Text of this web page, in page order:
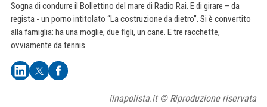
Sogna di condurre il Bollettino del mare di Radio Rai. E di girare – da
regista - un porno intitolato “La costruzione da dietro”. Si è convertito
alla famiglia: ha una moglie, due figli, un cane. E tre racchette,
ovviamente da tennis.
ilnapolista.it © Riproduzione riservata